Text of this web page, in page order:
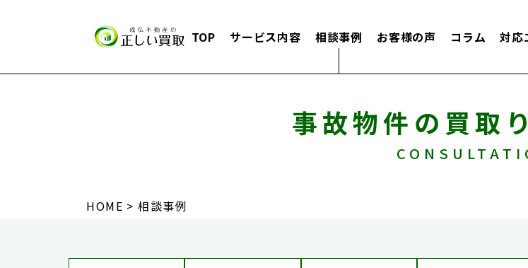
TOP サービス内容 相談事例 お客様の声 コラム 対応
事故物件の買取
HOME 相談事例